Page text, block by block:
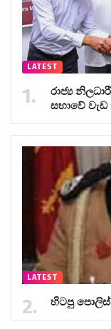
LATEST
රාජ්‍ය
සභාවේ
LATEST
හිටපු